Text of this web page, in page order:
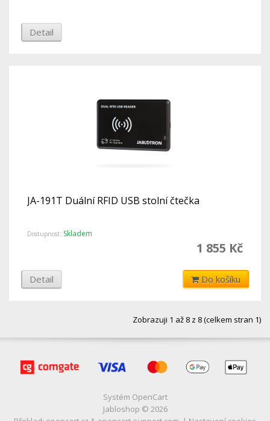
Detail
JA-191T Duální RFID USB stolní čtečka
Dostupnost: Skladem
1 855 Kč
Detail Do košíku
Zobrazuji 1 až 8 z 8 (celkem stran 1)
Systém OpenCart
Jabloshop © 2026